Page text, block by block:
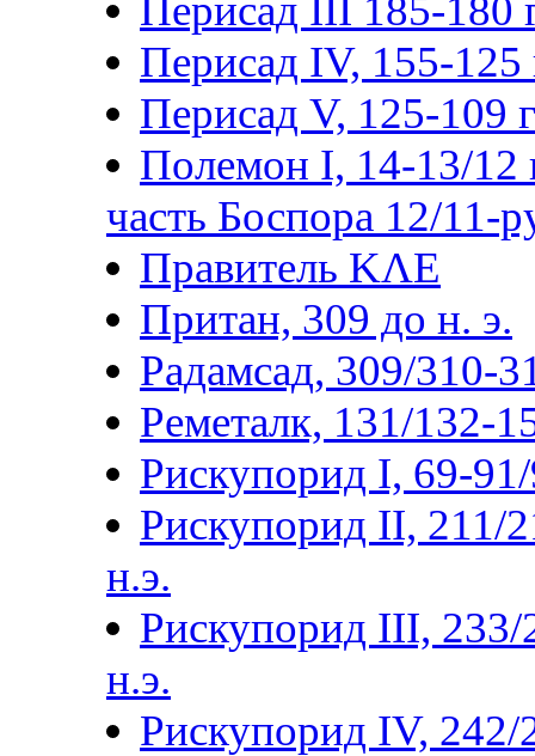
Перисад III 185-180
Перисад IV, 155-125
Перисад V, 125-109
Полемон I, 14-13/12
часть Боспора 12/11-
Правитель ΚΛΕ
Притан, 309 до н. э.
Радамсад, 309/310-
Реметалк, 131/132-
Рискупорид I, 69-91/
Рискупорид II, 211/
н.э.
Рискупорид III, 233/
н.э.
Рискупорид IV, 242/